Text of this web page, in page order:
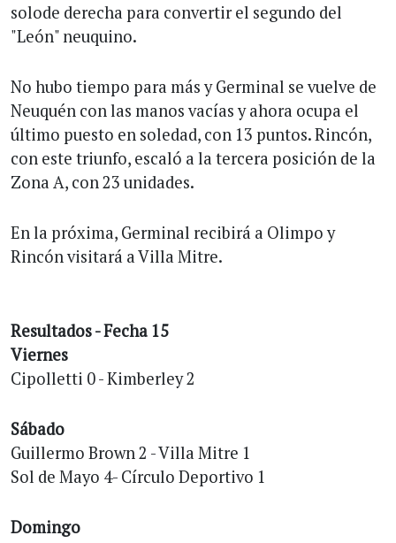
solode derecha para convertir el segundo del
"León" neuquino.
No hubo tiempo para más y Germinal se vuelve de
Neuquén con las manos vacías y ahora ocupa el
último puesto en soledad, con 13 puntos. Rincón,
con este triunfo, escaló a la tercera posición de la
Zona A, con 23 unidades.
En la próxima, Germinal recibirá a Olimpo y
Rincón visitará a Villa Mitre.
Resultados - Fecha 15
Viernes
Cipolletti 0 - Kimberley 2
Sábado
Guillermo Brown 2 - Villa Mitre 1
Sol de Mayo 4- Círculo Deportivo 1
Domingo